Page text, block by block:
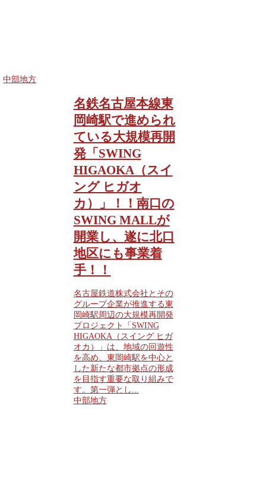
中部地方
名鉄名古屋本線東
岡崎駅で進められ
ている大規模再開
発「SWING
HIGAOKA（スイ
ング ヒガオ
カ）」！！南口の
SWING MALLが
開業し、遂に北口
地区にも事業着
手！！
名古屋鉄道株式会社とその
グループ企業が推進する東
岡崎駅周辺の大規模再開発
プロジェクト「SWING
HIGAOKA（スイング ヒガ
オカ）」は、地域の回遊性
を高め、東岡崎駅を中心と
した新たな都市拠点の形成
を目指す重要な取り組みで
す。第一弾とし...
中部地方